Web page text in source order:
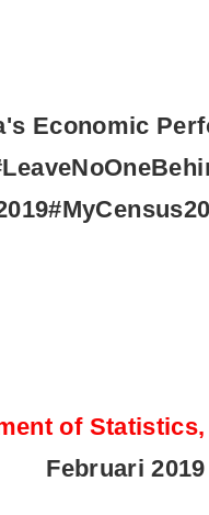
Economic
of
Februari 2019